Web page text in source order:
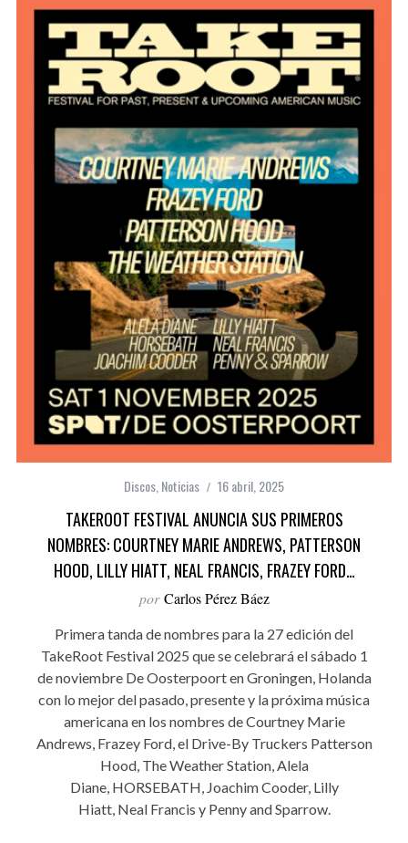
Discos Noticias 16 abril, 2025
TAKEROOT FESTIVAL ANUNCIA SUS PRIMEROS
NOMBRES: COURTNEY MARIE ANDREWS, PATTERSON
HOOD, LILLY HIATT, NEAL FRANCIS, FRAZEY FORD…
por Carlos Pérez Báez
Primera tanda de nombres para la 27 edición del
TakeRoot Festival 2025 que se celebrará el sábado 1
de noviembre De Oosterpoort en Groningen, Holanda
con lo mejor del pasado, presente y la próxima música
americana en los nombres de Courtney Marie
Andrews, Frazey Ford, el Drive-By Truckers Patterson
Hood, The Weather Station, Alela
Diane, HORSEBATH, Joachim Cooder, Lilly
Hiatt, Neal Francis y Penny and Sparrow.